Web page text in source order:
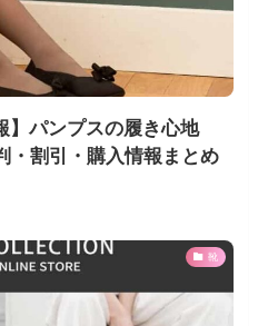
】パンプスの履き心地
・割引・購入情報まとめ
靴